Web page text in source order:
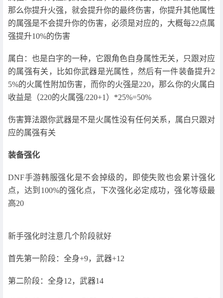
那么你提升火强，就会提升你的最终伤害，你提升其他属性
的属强是不会提升你的伤害，必须是对应的，大概每22点属
强提升10%的伤害
属白：也是白字的一种，它跟角色自身属性无关，只跟对应
的属强有关，比如你武器是光属性，然后有一件装备提升2
5%的火属性附加伤害，而你的火强是220，那么你的火属白
收益是（220的火属强/220+1）*25%=50%
伤害算法跟你武器是不是火属性没有任何关系，属白只跟对
应的属强有关
装备强化
DNF手游韩服强化是不会掉级的，即使失败也会累计强化
点，达到100%的强化点，下次强化必定成功，强化等级最
高20
新手强化时注意几个阶段就好
首先第一阶段：全身+9，武器+12
第二阶段：全身12，武器14